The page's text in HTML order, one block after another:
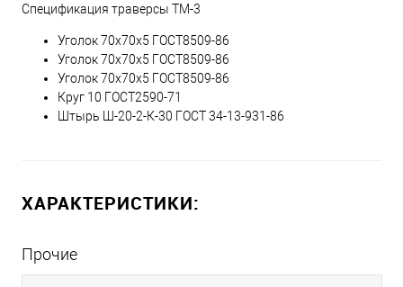
Спецификация траверсы ТМ-3
Уголок 70х70х5 ГОСТ8509-86
Уголок 70х70х5 ГОСТ8509-86
Уголок 70х70х5 ГОСТ8509-86
Круг 10 ГОСТ2590-71
Штырь Ш-20-2-К-30 ГОСТ 34-13-931-86
ХАРАКТЕРИСТИКИ:
Прочие